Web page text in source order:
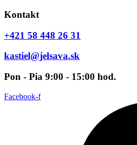
Kontakt
+421 58 448 26 31
kastiel@jelsava.sk
Pon - Pia 9:00 - 15:00 hod.
Facebook-f